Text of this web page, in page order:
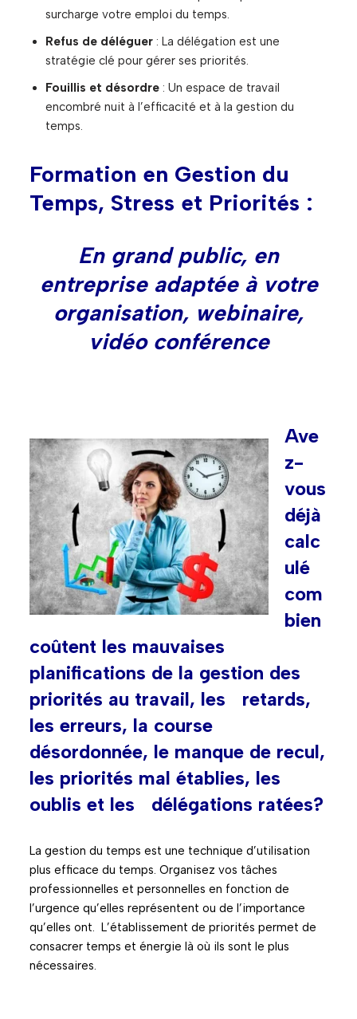
surcharge votre emploi du temps.
Refus de déléguer : La délégation est une
stratégie clé pour gérer ses priorités.
Fouillis et désordre : Un espace de travail
encombré nuit à l’efficacité et à la gestion du
temps.
Formation en Gestion du
Temps, Stress et Priorités :
En grand public, en
entreprise adaptée à votre
organisation, webinaire,
vidéo conférence
Ave
z-
vous
déjà
calc
ulé
com
bien
coûtent les mauvaises
planifications de la gestion des
priorités au travail, les retards,
les erreurs, la course
désordonnée, le manque de recul,
les priorités mal établies, les
oublis et les délégations ratées?
La gestion du temps est une technique d’utilisation
plus efficace du temps. Organisez vos tâches
professionnelles et personnelles en fonction de
l’urgence qu’elles représentent ou de l’importance
qu’elles ont. L’établissement de priorités permet de
consacrer temps et énergie là où ils sont le plus
nécessaires.